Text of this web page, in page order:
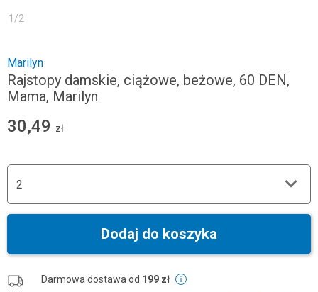
1 /2
Marilyn
Rajstopy damskie, ciążowe, beżowe, 60 DEN,
Mama, Marilyn
30,49 zł
2
Dodaj do koszyka
Darmowa dostawa od 199 zł